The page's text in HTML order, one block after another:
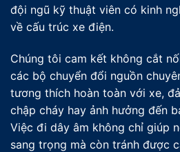
đội ngũ kỹ thuật viên có kinh
về cấu trúc xe điện.
Chúng tôi cam kết không cắt
các bộ chuyển đổi nguồn
tương thích hoàn toàn với xe,
chập cháy hay ảnh hưởng đến
Việc đi dây âm không chỉ giúp
sang trọng mà còn tránh được